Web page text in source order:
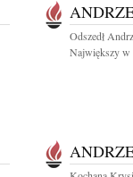
Odszedł
Największy w